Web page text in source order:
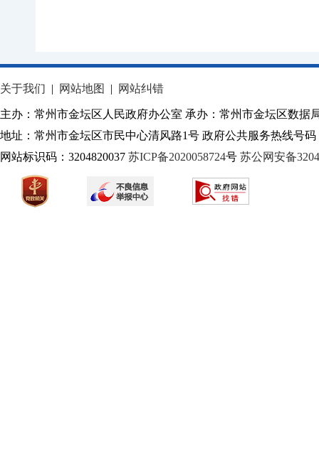
关于我们 | 网站地图 | 网站纠错
主办：常州市金坛区人民政府办公室 承办：常州市金坛区数据
地址：常州市金坛区市民中心清风路1号 政府公共服务热线号码
网站标识码：3204820037 苏ICP备2020058724号 苏公网安备